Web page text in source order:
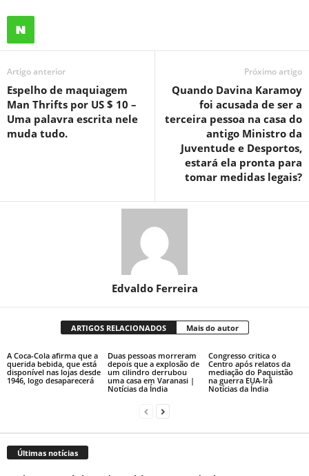
Artigo anterior
Espelho de maquiagem
Man Thrifts por US $ 10 –
Uma palavra escrita nele
muda tudo.
Próximo artigo
Quando Davina Karamoy
foi acusada de ser a
terceira pessoa na casa do
antigo Ministro da
Juventude e Desportos,
estará ela pronta para
tomar medidas legais?
Edvaldo Ferreira
ARTIGOS RELACIONADOS Mais do autor
A Coca-Cola afirma que a
querida bebida, que está
disponível nas lojas desde
1946, logo desaparecerá
Duas pessoas morreram
depois que a explosão de
um cilindro derrubou
uma casa em Varanasi |
Notícias da Índia
Congresso critica o
Centro após relatos da
mediação do Paquistão
na guerra EUA-Irã
Notícias da Índia
Últimas notícias